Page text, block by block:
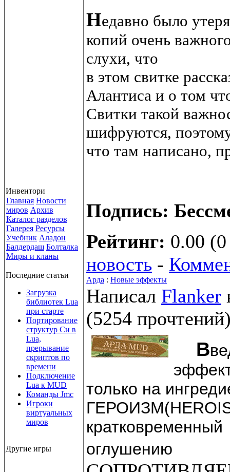
Инвентори
Главная Новости
миров Архив
Каталог разделов
Галерея Ресурсы
Учебник Аладон
Балдердаш Болталка
Миры и кланы
Последние статьи
Загрузка
библиотек Lua
при старте
Портирование
структур Си в
Lua,
прерывание
скриптов по
времени
Подключение
Lua к MUD
Команды Jmc
Игроки
виртуальных
миров
Другие игры
Недавно было
копий очень
слухи, что
в этом свитке
Алантиса и о том
Свитки такой
шифруются,
что там написано,
Подпись:
Рейтинг: 0.00
новость -
Арда : Новые эффекты
Написал Flanker
(5254 прочтений
В
только на
оглушению